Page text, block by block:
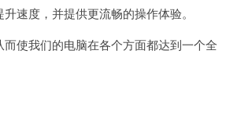
度，并提供更流畅的操作体验。
使我们的电脑在各个方面都达到一个全